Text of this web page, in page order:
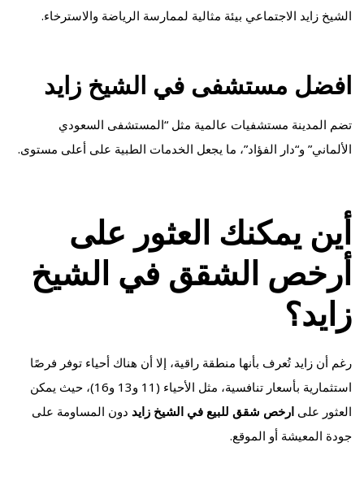
الشيخ زايد الاجتماعي بيئة مثالية لممارسة الرياضة والاسترخاء.
افضل مستشفى في الشيخ زايد
تضم المدينة مستشفيات عالمية مثل “المستشفى السعودي
الألماني” و“دار الفؤاد”، ما يجعل الخدمات الطبية على أعلى مستوى.
أين يمكنك العثور على
أرخص الشقق في الشيخ
زايد؟
رغم أن زايد تُعرف بأنها منطقة راقية، إلا أن هناك أحياء توفر فرصًا
استثمارية بأسعار تنافسية، مثل الأحياء (11 و13 و16)، حيث يمكن
العثور على ارخص شقق للبيع في الشيخ زايد دون المساومة على
جودة المعيشة أو الموقع.